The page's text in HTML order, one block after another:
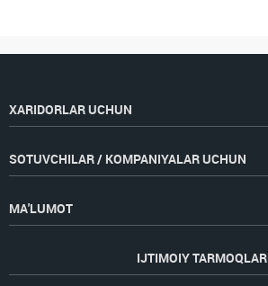
XARIDORLAR UCHUN
SOTUVCHILAR / KOMPANIYALAR UCHUN
MA'LUMOT
IJTIMOIY TARMOQLAR